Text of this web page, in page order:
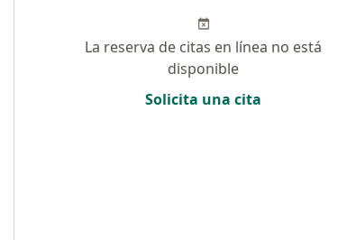
La reserva de citas en línea no está
disponible
Solicita una cita